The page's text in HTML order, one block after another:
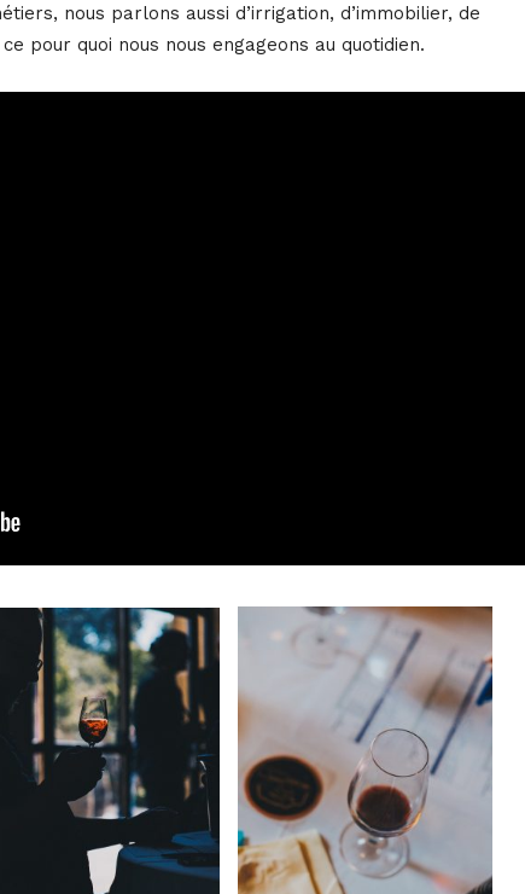
nous parlons aussi d’irrigation, d’immobilier, de
pour quoi nous nous engageons au quotidien.